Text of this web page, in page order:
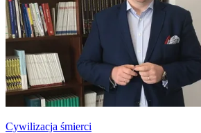
Cywilizacja śmierci